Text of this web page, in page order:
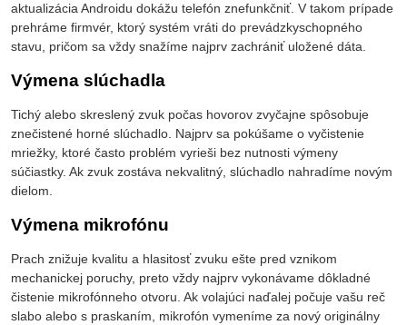
aktualizácia Androidu dokážu telefón znefunkčniť. V takom prípade
prehráme firmvér, ktorý systém vráti do prevádzkyschopného
stavu, pričom sa vždy snažíme najprv zachrániť uložené dáta.
Výmena slúchadla
Tichý alebo skreslený zvuk počas hovorov zvyčajne spôsobuje
znečistené horné slúchadlo. Najprv sa pokúšame o vyčistenie
mriežky, ktoré často problém vyrieši bez nutnosti výmeny
súčiastky. Ak zvuk zostáva nekvalitný, slúchadlo nahradíme novým
dielom.
Výmena mikrofónu
Prach znižuje kvalitu a hlasitosť zvuku ešte pred vznikom
mechanickej poruchy, preto vždy najprv vykonávame dôkladné
čistenie mikrofónneho otvoru. Ak volajúci naďalej počuje vašu reč
slabo alebo s praskaním, mikrofón vymeníme za nový originálny